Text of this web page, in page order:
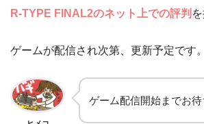
R-TYPE FINAL2のネット上での評判
ゲームが配信され次第、更新予定です。
ゲーム配信開始までお待